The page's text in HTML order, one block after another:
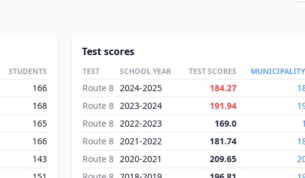
STUDENTS
166
168
165
166
143
Test scores
TEST SCHOOL YEAR TEST SCORES
Route 8 2024-2025 184.27
Route 8 2023-2024 191.94
Route 8 2022-2023 169.0
Route 8 2021-2022 181.74
Route 8 2020-2021 209.65